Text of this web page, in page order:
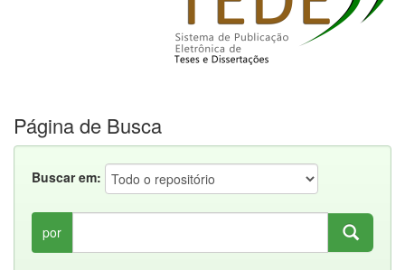
Página de Busca
Buscar em:
por